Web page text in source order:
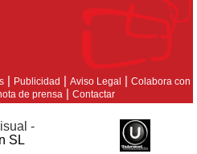
| Publicidad | Aviso Legal | Colabora con
de prensa | Contactar
-
SL